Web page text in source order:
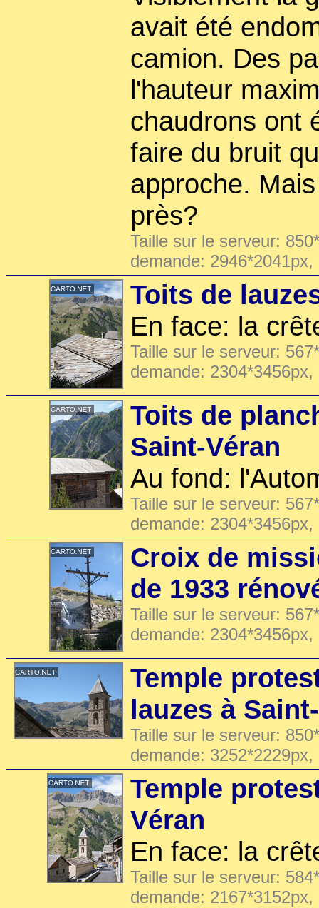
avait été
camion. Des
l'hauteur
chaudrons ont
faire du bruit
approche.
près?
Taille sur le serveur:
demande:
Toits de
En face: la
Taille sur le serveur:
demande:
Toits de
Saint-Véran
Au fond:
Taille sur le serveur:
demande:
Croix de
de 1933
Taille sur le serveur:
demande:
Temple
lauzes à
Taille sur le serveur:
demande:
Temple
Véran
En face: la
Taille sur le serveur:
demande: